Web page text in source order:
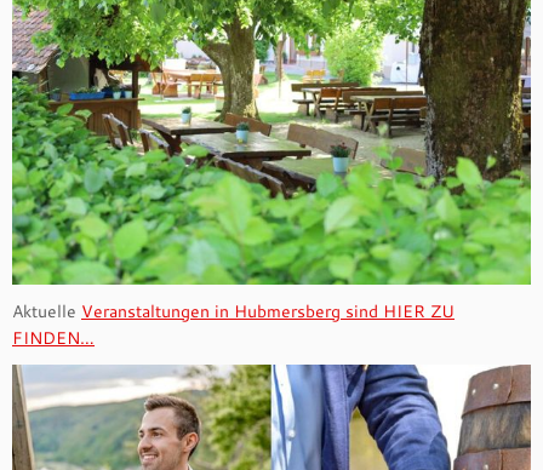
Aktuelle Veranstaltungen in Hubmersberg sind HIER ZU
FINDEN…